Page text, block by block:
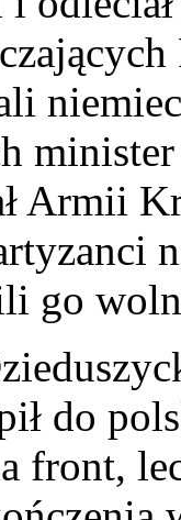
Armii
go
do
front,